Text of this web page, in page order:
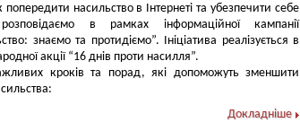
попередити насильство в Інтернеті та убезпечити себе
в рамках інформаційної кампанії
знаємо та протидіємо”. Ініціатива реалізується в
акції “16 днів проти насилля”.
кроків та порад, які допоможуть зменшити
Докладніше